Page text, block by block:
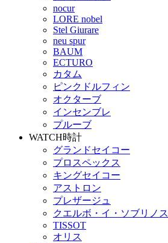
nocur
LORE nobel
Stel Giurare
neu spur
BAUM
ECTURO
カタム
ピンクドルフィン
オクターブ
インセンブレ
プルーブ
WATCH時計
グランドセイコー
プロスペックス
キングセイコー
アストロン
プレザージュ
クエルボ・イ・ソブリノス
TISSOT
オリス